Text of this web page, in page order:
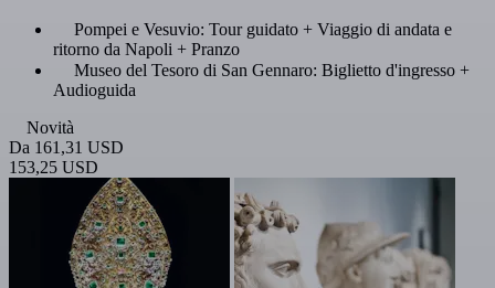
Pompei e Vesuvio: Tour guidato + Viaggio di andata e
ritorno da Napoli + Pranzo
Museo del Tesoro di San Gennaro: Biglietto d'ingresso +
Audioguida
Novità
Da 161,31 USD
153,25 USD